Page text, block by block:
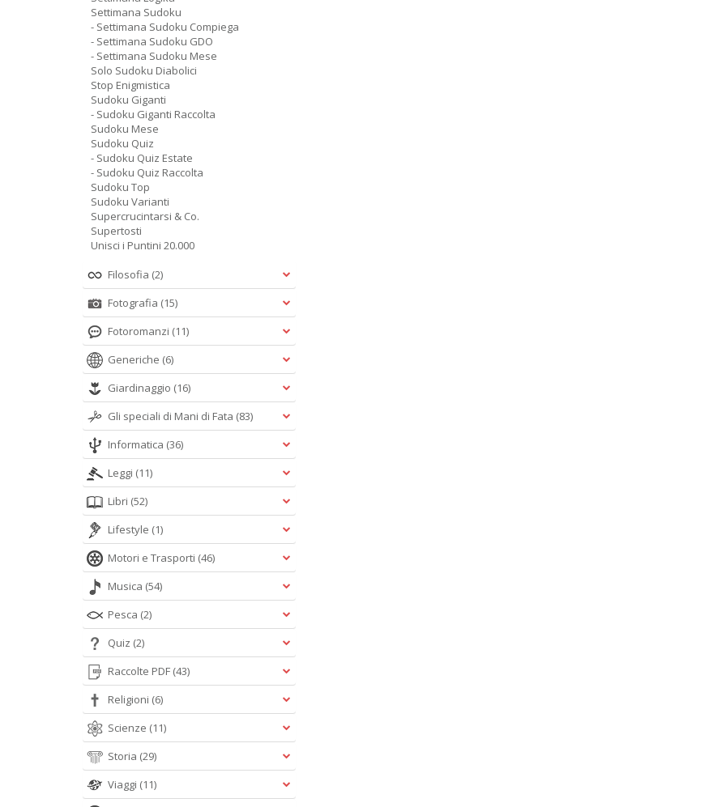
Settimana Sudoku
- Settimana Sudoku Compiega
- Settimana Sudoku GDO
- Settimana Sudoku Mese
Solo Sudoku Diabolici
Stop Enigmistica
Sudoku Giganti
- Sudoku Giganti Raccolta
Sudoku Mese
Sudoku Quiz
- Sudoku Quiz Estate
- Sudoku Quiz Raccolta
Sudoku Top
Sudoku Varianti
Supercrucintarsi & Co.
Supertosti
Unisci i Puntini 20.000
Filosofia (2)
Fotografia (15)
Fotoromanzi (11)
Generiche (6)
Giardinaggio (16)
Gli speciali di Mani di Fata (83)
Informatica (36)
Leggi (11)
Libri (52)
Lifestyle (1)
Motori e Trasporti (46)
Musica (54)
Pesca (2)
Quiz (2)
Raccolte PDF (43)
Religioni (6)
Scienze (11)
Storia (29)
Viaggi (11)